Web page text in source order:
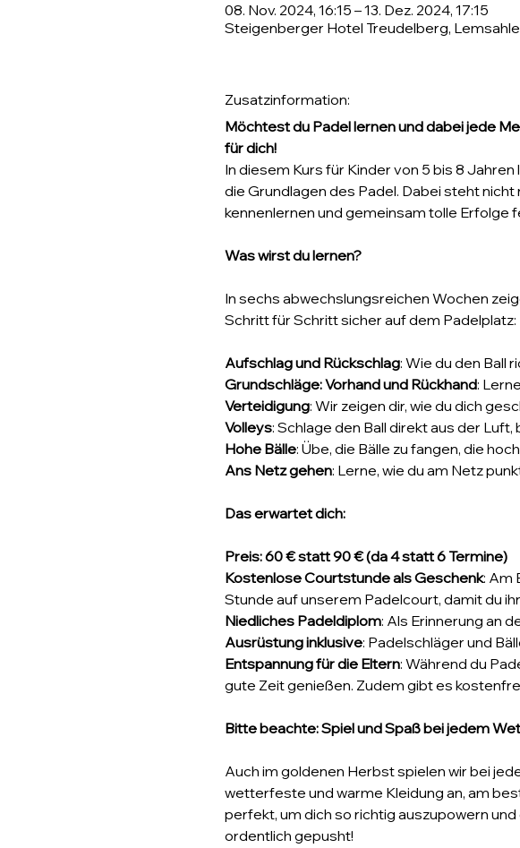
08. Nov. 2024, 16:15 – 13. Dez. 2024, 17:15
Steigenberger Hotel Treudelberg,
Zusatzinformation:
Möchtest du Padel lernen und dabei jede
für dich!
In diesem Kurs für Kinder von 5 bis 8
die Grundlagen des Padel. Dabei steht
kennenlernen und gemeinsam tolle Erfolge
Was wirst du lernen?
In sechs abwechslungsreichen Wochen
Schritt für Schritt sicher auf dem Padelplatz:
Aufschlag und Rückschlag: Wie du den Ball
Grundschläge: Vorhand und Rückhand:
Verteidigung: Wir zeigen dir, wie du dich
Volleys: Schlage den Ball direkt aus der
Hohe Bälle: Übe, die Bälle zu fangen, die
Ans Netz gehen: Lerne, wie du am Netz
Das erwartet dich:
Preis: 60 € statt 90 € (da 4 statt 6 Termine)
Kostenlose Courtstunde als Geschenk: Am
Stunde auf unserem Padelcourt, damit du
Niedliches Padeldiplom: Als Erinnerung an
Ausrüstung inklusive: Padelschläger und
Entspannung für die Eltern: Während du
gute Zeit genießen. Zudem gibt es
Bitte beachte: Spiel und Spaß bei jedem
Auch im goldenen Herbst spielen wir bei
wetterfeste und warme Kleidung an, am
perfekt, um dich so richtig auszupowern
ordentlich gepusht!